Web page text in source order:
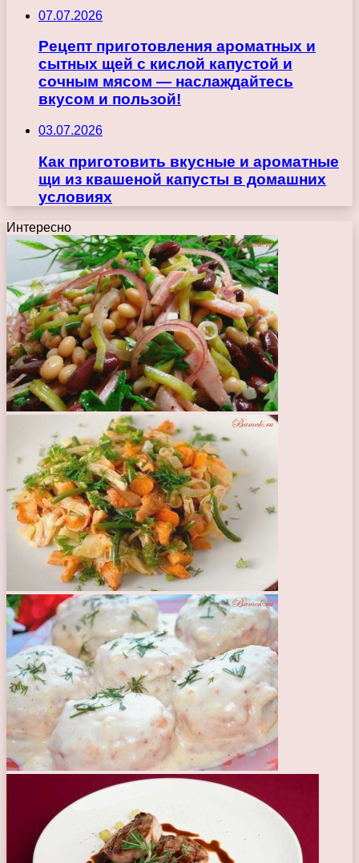
07.07.2026
Рецепт приготовления ароматных и
сытных щей с кислой капустой и
сочным мясом — наслаждайтесь
вкусом и пользой!
03.07.2026
Как приготовить вкусные и ароматные
щи из квашеной капусты в домашних
условиях
Интересно